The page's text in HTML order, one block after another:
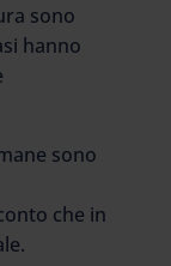
sono
hanno
sono
che in